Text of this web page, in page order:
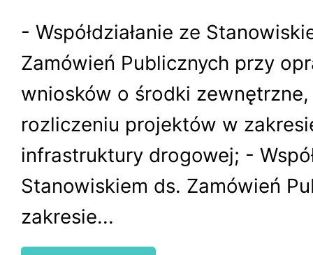
- Współdziałanie ze
Zamówień Publicznych przy
wniosków o środki
rozliczeniu projektów w
infrastruktury drogowej; -
Stanowiskiem ds. Zamówień
zakresie...